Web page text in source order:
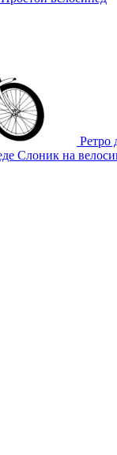
Ретро
Слоник на